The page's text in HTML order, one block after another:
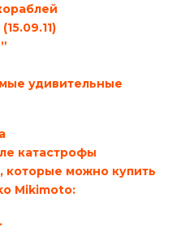
удивительные
катастрофы
которые можно купить
Mikimoto: